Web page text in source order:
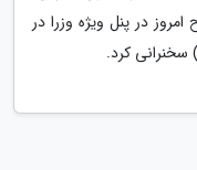
در پنل ویژه وزرا در